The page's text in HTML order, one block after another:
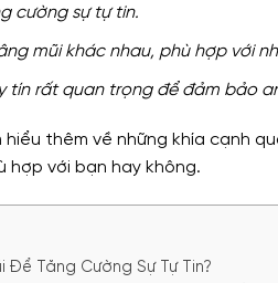
cường sự tự tin.
mũi khác nhau, phù hợp với
tín rất quan trọng để đảm bảo
thêm về những khía cạnh
hợp với bạn hay không.
Để Tăng Cường Sự Tự Tin?